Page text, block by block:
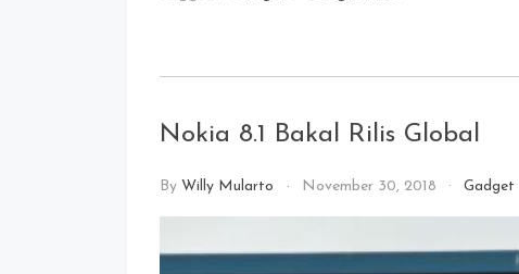
Nokia 8.1 Bakal Rilis Global
By Willy Mularto November 30, 2018 Gadget